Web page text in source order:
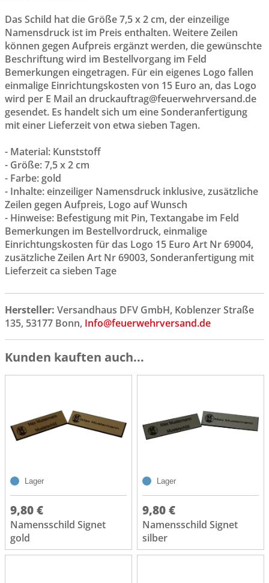
Das Schild hat die Größe 7,5 x 2 cm, der einzeilige
Namensdruck ist im Preis enthalten. Weitere Zeilen
können gegen Aufpreis ergänzt werden, die gewünschte
Beschriftung wird im Bestellvorgang im Feld
Bemerkungen eingetragen. Für ein eigenes Logo fallen
einmalige Einrichtungskosten von 15 Euro an, das Logo
wird per E Mail an druckauftrag@feuerwehrversand.de
gesendet. Es handelt sich um eine Sonderanfertigung
mit einer Lieferzeit von etwa sieben Tagen.
- Material: Kunststoff
- Größe: 7,5 x 2 cm
- Farbe: gold
- Inhalte: einzeiliger Namensdruck inklusive, zusätzliche
Zeilen gegen Aufpreis, Logo auf Wunsch
- Hinweise: Befestigung mit Pin, Textangabe im Feld
Bemerkungen im Bestellvordruck, einmalige
Einrichtungskosten für das Logo 15 Euro Art Nr 69004,
zusätzliche Zeilen Art Nr 69003, Sonderanfertigung mit
Lieferzeit ca sieben Tage
Hersteller: Versandhaus DFV GmbH, Koblenzer Straße
135, 53177 Bonn, Info@feuerwehrversand.de
Kunden kauften auch...
Lager
9,80 €
Namensschild Signet
gold
Lager
9,80 €
Namensschild Signet
silber